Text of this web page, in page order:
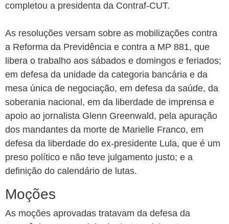
completou a presidenta da Contraf-CUT.
As resoluções versam sobre as mobilizações contra
a Reforma da Previdência e contra a MP 881, que
libera o trabalho aos sábados e domingos e feriados;
em defesa da unidade da categoria bancária e da
mesa única de negociação, em defesa da saúde, da
soberania nacional, em da liberdade de imprensa e
apoio ao jornalista Glenn Greenwald, pela apuração
dos mandantes da morte de Marielle Franco, em
defesa da liberdade do ex-presidente Lula, que é um
preso político e não teve julgamento justo; e a
definição do calendário de lutas.
Moções
As moções aprovadas tratavam da defesa da